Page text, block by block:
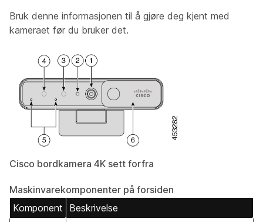
Bruk denne informasjonen til å gjøre deg kjent med
kameraet før du bruker det.
Cisco bordkamera 4K sett forfra
Maskinvarekomponenter på forsiden
Komponent
Beskrivelse